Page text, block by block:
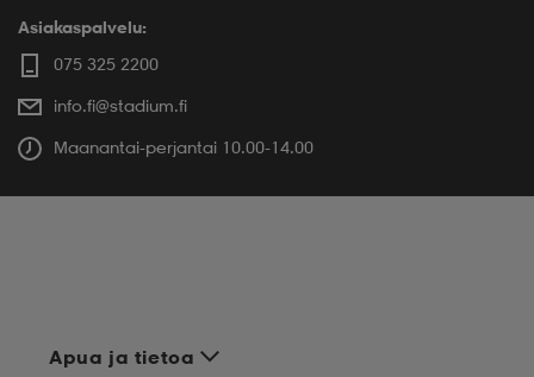
Asiakaspalvelu:
075 325 2200
info.fi@stadium.fi
Maanantai-perjantai 10.00-14.00
Apua ja tietoa